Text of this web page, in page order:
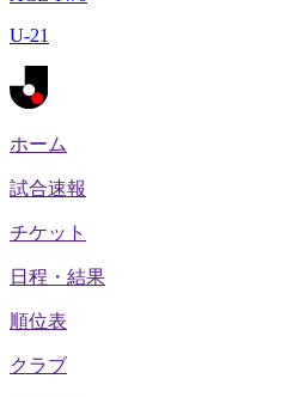
U-21
ホーム
試合速報
チケット
日程・結果
順位表
クラブ